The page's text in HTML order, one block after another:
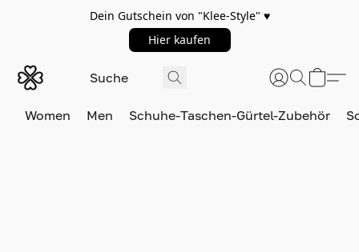
Dein Gutschein von "Klee-Style" ♥️
Hier kaufen
Women Men Schuhe-Taschen-Gürtel-Zubehör